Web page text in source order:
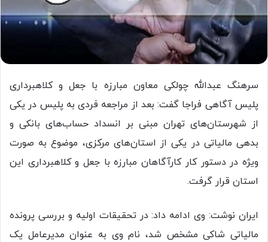
سرهنگ عبدالله چولکی معاون مبارزه با جعل و کلاهبرداری
پلیس آگاهی فراجا گفت: بعد از مراجعه فردی به پلیس در یکی
از شهرستان‌های تهران مبنی بر انسداد حساب‌های بانکی و
بدهی مالیاتی در یکی از استان‌های مرکزی، موضوع به صورت
ویژه در دستور کار کارآگاهان مبارزه با جعل و کلاهبرداری این
استان قرار گرفت.
ایران نوشت: وی ادامه داد: در تحقیقات اولیه و بررسی پرونده
مالیاتی شاکی مشخص شد، نام وی به عنوان مدیرعامل یک